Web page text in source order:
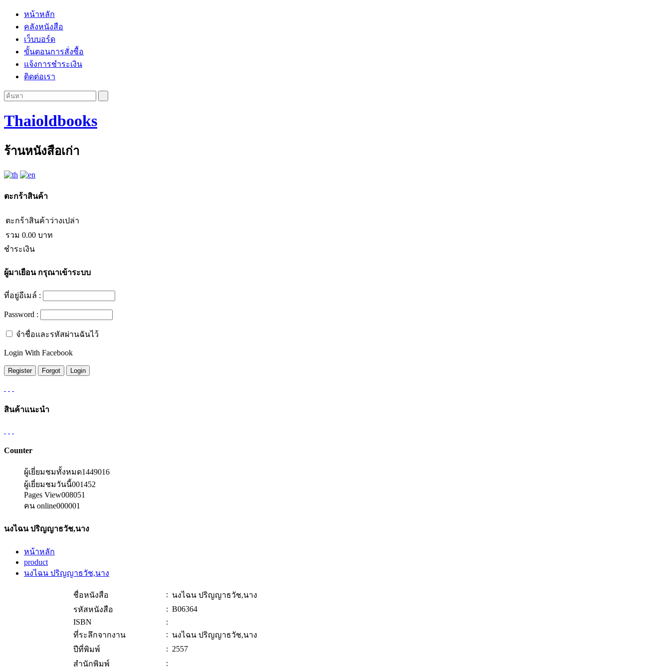
หน้าหลัก
คลังหนังสือ
เว็บบอร์ด
ขั้นตอนการสั่งซื้อ
แจ้งการชำระเงิน
ติดต่อเรา
Thaioldbooks
ร้านหนังสือเก่า
ตะกร้าสินค้า
ตะกร้าสินค้าว่างเปล่า
รวม 0.00 บาท
ชำระเงิน
ผู้มาเยือนกรุณาเข้าระบบ
ที่อยู่อีเมล์ :
Password :
จำชื่อและรหัสผ่านฉันไว้
Login With Facebook
สินค้าแนะนำ
Counter
ผู้เยี่ยมชมทั้งหมด1449016
ผู้เยี่ยมชมวันนี้001452
Pages View008051
คน online000001
นงไฉน ปริญญาธวัช,นาง
หน้าหลัก
product
นงไฉน ปริญญาธวัช,นาง
ชื่อหนังสือ : นงไฉน ปริญญาธวัช,นาง
รหัสหนังสือ
: B06364
ISBN
:
ที่ระลึกจากงาน
: นงไฉน ปริญญาธวัช,นาง
ปีที่พิมพ์
: 2557
สำนักพิมพ์
: